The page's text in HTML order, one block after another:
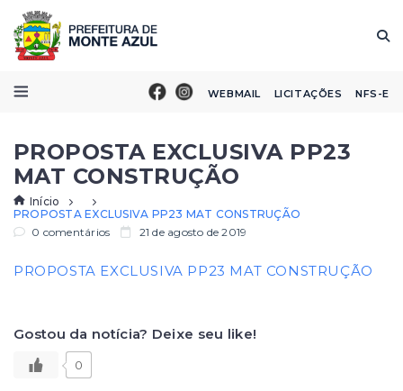
WEBMAIL LICITAÇÕES NFS-E
PROPOSTA EXCLUSIVA PP23
MAT CONSTRUÇÃO
Início
PROPOSTA EXCLUSIVA PP23 MAT CONSTRUÇÃO
0 comentários
21 de agosto de 2019
PROPOSTA EXCLUSIVA PP23 MAT CONSTRUÇÃO
Gostou da notícia? Deixe seu like!
0